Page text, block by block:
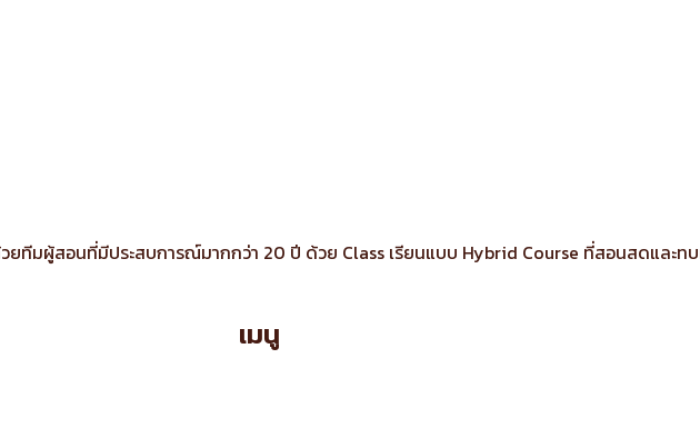
มผู้สอนที่มีประสบการณ์มากกว่า 20 ปี ด้วย Class เรียนแบบ Hybrid Course ที่สอนสดและทบ
เมนู